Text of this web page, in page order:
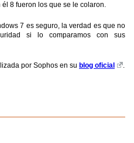
8 fueron los que se le colaron.
7 es seguro, la verdad es que no
si lo comparamos con sus
por Sophos en su blog oficial
.